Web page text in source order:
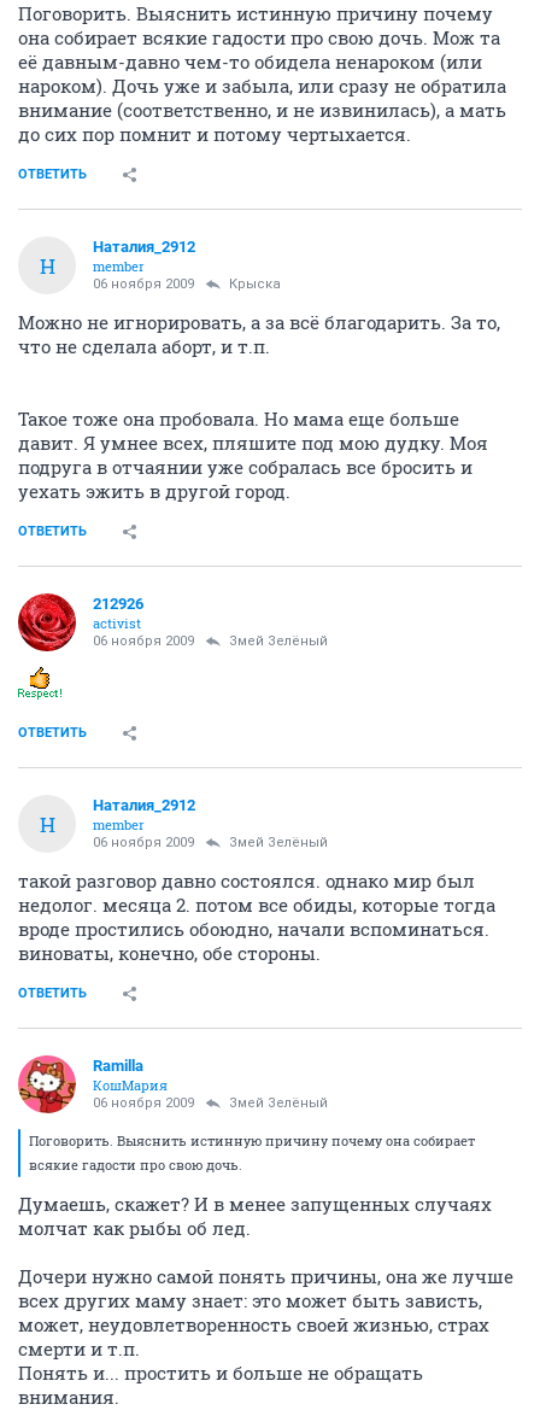
Поговорить. Выяснить истинную причину почему
она собирает всякие гадости про свою дочь. Мож та
её давным-давно чем-то обидела ненароком (или
нароком). Дочь уже и забыла, или сразу не обратила
внимание (соответственно, и не извинилась), а мать
до сих пор помнит и потому чертыхается.
ОТВЕТИТЬ
Н
Наталия_2912
member
06 ноября 2009 Крыска
Можно не игнорировать, а за всё благодарить. За то,
что не сделала аборт, и т.п.
Такое тоже она пробовала. Но мама еще больше
давит. Я умнее всех, пляшите под мою дудку. Моя
подруга в отчаянии уже собралась все бросить и
уехать эжить в другой город.
ОТВЕТИТЬ
212926
activist
06 ноября 2009 Змей Зелёный
ОТВЕТИТЬ
Н
Наталия_2912
member
06 ноября 2009 Змей Зелёный
такой разговор давно состоялся. однако мир был
недолог. месяца 2. потом все обиды, которые тогда
вроде простились обоюдно, начали вспоминаться.
виноваты, конечно, обе стороны.
ОТВЕТИТЬ
Ramilla
КошМария
06 ноября 2009 Змей Зелёный
Поговорить. Выяснить истинную причину почему она собирает
всякие гадости про свою дочь.
Думаешь, скажет? И в менее запущенных случаях
молчат как рыбы об лед.
Дочери нужно самой понять причины, она же лучше
всех других маму знает: это может быть зависть,
может, неудовлетворенность своей жизнью, страх
смерти и т.п.
Понять и... простить и больше не обращать
внимания.